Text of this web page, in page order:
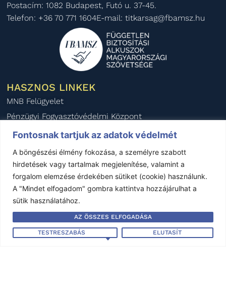
Fontosnak tartjuk az adatok védelmét
A böngészési élmény fokozása, a személyre szabott
hirdetések vagy tartalmak megjelenítése, valamint a
forgalom elemzése érdekében sütiket (cookie) használunk.
A "Mindet elfogadom" gombra kattintva hozzájárulhat a
sütik használatához.
TESTRESZABÁS ELUTASÍT
AZ ÖSSZES ELFOGADÁSA
Postacím: 1082 Budapest, Futó u. 37-45.
Telefon: +36 70 771 1604E-mail: titkarsag@fbamsz.hu
HASZNOS LINKEK
MNB Felügyelet
Pénzügyi Fogyasztóvédelmi Központ
Pénzügyi Békéltető Testület
BIPAR
AIDA Magyar Nemzeti Szekció
KÖZÉRDEKŰ ADATOK
Éves beszámoló - 2024
Éves beszámoló - 2023
Éves beszámoló - 2022